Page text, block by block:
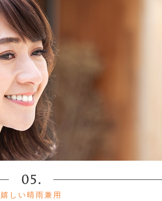
嬉しい晴雨兼用